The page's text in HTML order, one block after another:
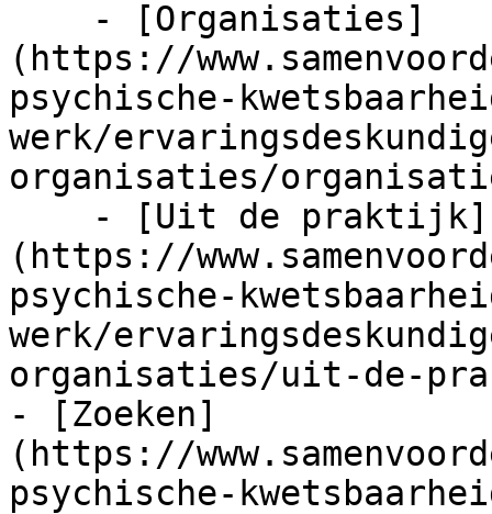
(https://
psychische-
werk/
organisaties/
(https://
psychische-
werk/
organisaties/uit-de-
- [Zoeken]
(https://
psychische-